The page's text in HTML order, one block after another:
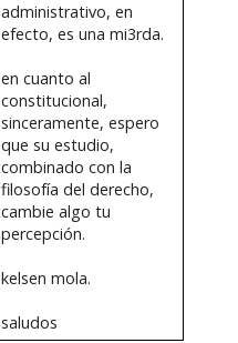
administrativo, en
efecto, es una mi3rda.
en cuanto al
constitucional,
sinceramente, espero
que su estudio,
combinado con la
filosofía del derecho,
cambie algo tu
percepción.
kelsen mola.
saludos